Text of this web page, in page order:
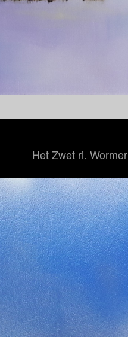
Het Zwet ri. Wormer